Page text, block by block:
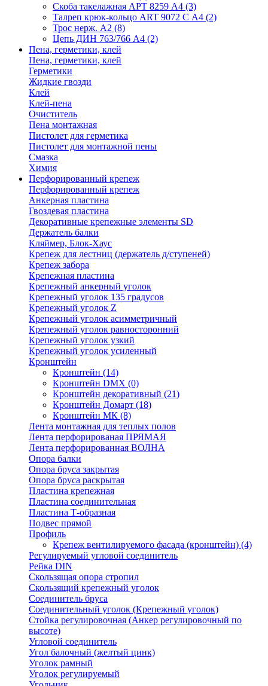
Скоба такелажная АРТ 8259 А4 (3)
Талреп крюк-кольцо ART 9072 С A4 (2)
Трос нерж. А2 (8)
Цепь ДИН 763/766 А4 (2)
Пена, герметики, клей
Пена, герметики, клей
Герметики
Жидкие гвозди
Клей
Клей-пена
Очиститель
Пена монтажная
Пистолет для герметика
Пистолет для монтажной пены
Смазка
Химия
Перфорированный крепеж
Перфорированный крепеж
Анкерная пластина
Гвоздевая пластина
Декоративные крепежные элементы SD
Держатель балки
Кляймер, Блок-Хаус
Крепеж для лестниц (держатель д/ступеней)
Крепеж забора
Крепежная пластина
Крепежный анкерный уголок
Крепежный уголок 135 градусов
Крепежный уголок Z
Крепежный уголок асимметричный
Крепежный уголок равносторонний
Крепежный уголок узкий
Крепежный уголок усиленный
Кронштейн
Кронштейн (14)
Кронштейн DMX (0)
Кронштейн декоративный (21)
Кронштейн Домарт (18)
Кронштейн МК (8)
Лента монтажная для теплых полов
Лента перфорированая ПРЯМАЯ
Лента перфорированная ВОЛНА
Опора балки
Опора бруса закрытая
Опора бруса раскрытая
Пластина крепежная
Пластина соединительная
Пластина Т-образная
Подвес прямой
Профиль
Крепеж вентилируемого фасада (кронштейн) (4)
Регулируемый угловой соединитель
Рейка DIN
Скользящая опора стропил
Скользящий крепежный уголок
Соединитель бруса
Соединительный уголок (Крепежный уголок)
Стойка регулировочная (Анкер регулировочный по
высоте)
Угловой соединитель
Угол балочный (желтый цинк)
Уголок рамный
Уголок регулируемый